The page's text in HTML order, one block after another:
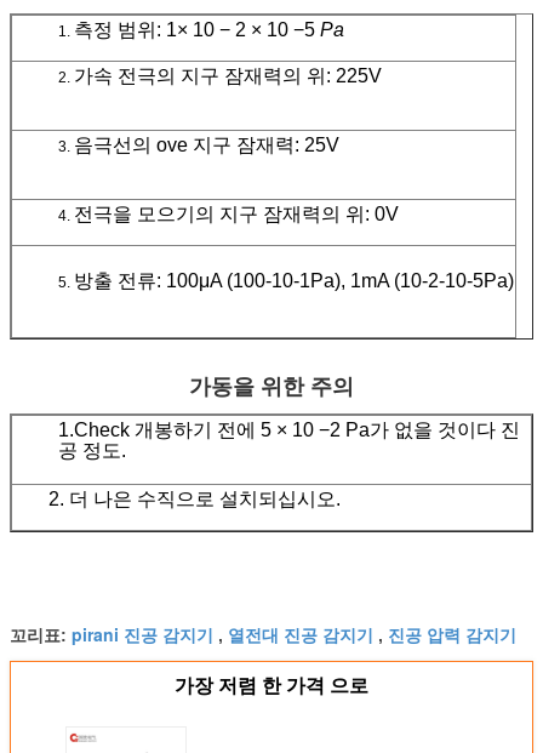
1. 측정 범위: 1× 10 − 2 × 10 −5Pa
2. 가속 전극의 지구 잠재력의 위: 225V
3. 음극선의 ove 지구 잠재력: 25V
4. 전극을 모으기의 지구 잠재력의 위: 0V
5. 방출 전류: 100μA (100-10-1Pa), 1mA (10-2-10-5Pa)
가동을 위한 주의
1.Check 개봉하기 전에 5 × 10 −2 Pa가 없을 것이다 진
공 정도.
2. 더 나은 수직으로 설치되십시오.
꼬리표: pirani 진공 감지기 , 열전대 진공 감지기 , 진공 압력 감지기
가장 저렴 한 가격 으로